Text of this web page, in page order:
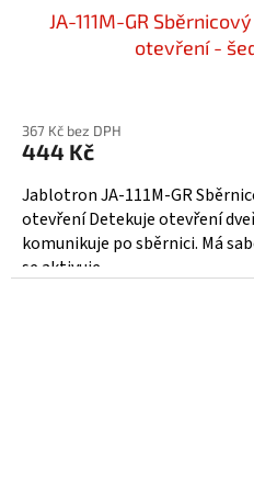
JA-111M-GR
otevření -
produktu
je
5,0
z
5
hvězdiček.
367 Kč bez DPH
444 Kč
Jablotron JA-111M-GR
otevření Detekuje otevření
komunikuje po sběrnici. Má
se aktivuje...